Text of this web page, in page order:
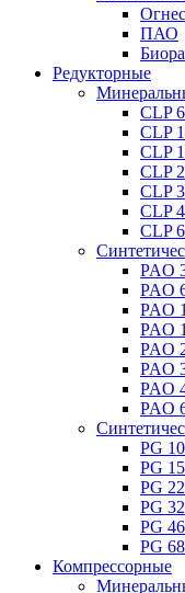
ПАО
Редукторные
CLP
CLP
CLP
CLP
CLP
CLP
CLP
PAO
PAO
PAO
PAO
PAO
PAO
PAO
PAO
PG
PG
PG
PG
PG
PG
Компрессорные